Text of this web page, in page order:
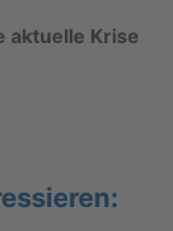
ak­tu­el­le Krise